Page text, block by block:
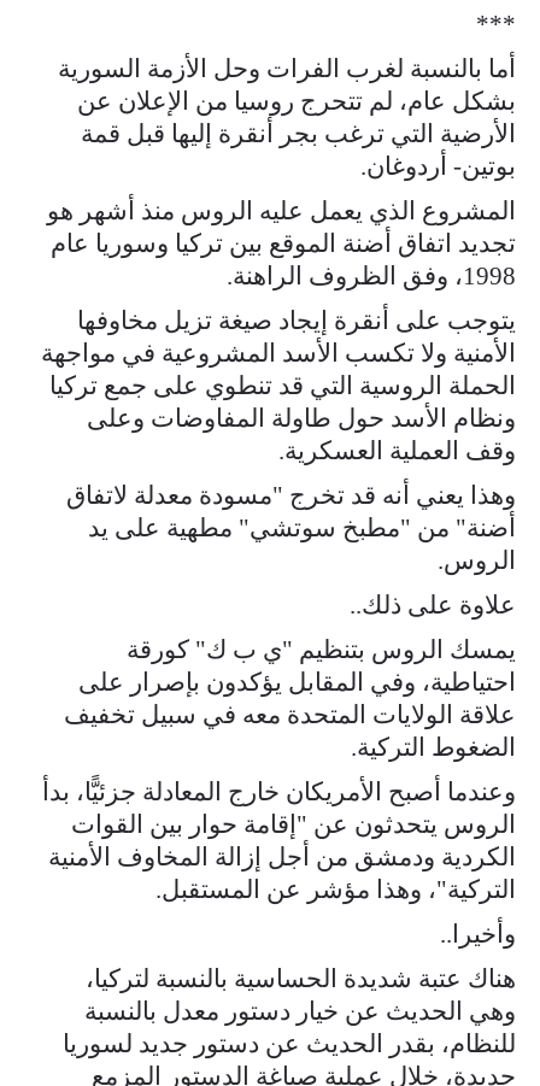
***
أما بالنسبة لغرب الفرات وحل الأزمة السورية
بشكل عام، لم تتحرج روسيا من الإعلان عن
الأرضية التي ترغب بجر أنقرة إليها قبل قمة
بوتين- أردوغان.
المشروع الذي يعمل عليه الروس منذ أشهر هو
تجديد اتفاق أضنة الموقع بين تركيا وسوريا عام
1998، وفق الظروف الراهنة.
يتوجب على أنقرة إيجاد صيغة تزيل مخاوفها
الأمنية ولا تكسب الأسد المشروعية في مواجهة
الحملة الروسية التي قد تنطوي على جمع تركيا
ونظام الأسد حول طاولة المفاوضات وعلى
وقف العملية العسكرية.
وهذا يعني أنه قد تخرج "مسودة معدلة لاتفاق
أضنة" من "مطبخ سوتشي" مطهية على يد
الروس.
علاوة على ذلك..
يمسك الروس بتنظيم "ي ب ك" كورقة
احتياطية، وفي المقابل يؤكدون بإصرار على
علاقة الولايات المتحدة معه في سبيل تخفيف
الضغوط التركية.
وعندما أصبح الأمريكان خارج المعادلة جزئيًّا، بدأ
الروس يتحدثون عن "إقامة حوار بين القوات
الكردية ودمشق من أجل إزالة المخاوف الأمنية
التركية"، وهذا مؤشر عن المستقبل.
وأخيرا..
هناك عتبة شديدة الحساسية بالنسبة لتركيا،
وهي الحديث عن خيار دستور معدل بالنسبة
للنظام، بقدر الحديث عن دستور جديد لسوريا
جديدة، خلال عملية صياغة الدستور المزمع